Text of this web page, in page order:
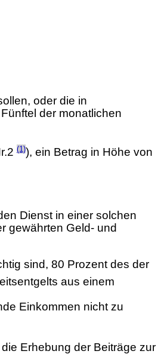
oder die in
der monatlichen
(1)), ein Betrag in Höhe von
Dienst in einer solchen
gewährten Geld- und
sind, 80 Prozent des der
aus einem
Einkommen nicht zu
Erhebung der Beiträge zur